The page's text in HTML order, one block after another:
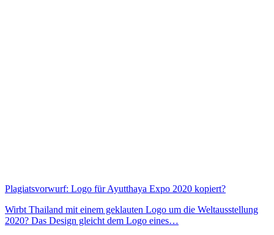
Plagiatsvorwurf: Logo für Ayutthaya Expo 2020 kopiert?
Wirbt Thailand mit einem geklauten Logo um die Weltausstellung
2020? Das Design gleicht dem Logo eines…